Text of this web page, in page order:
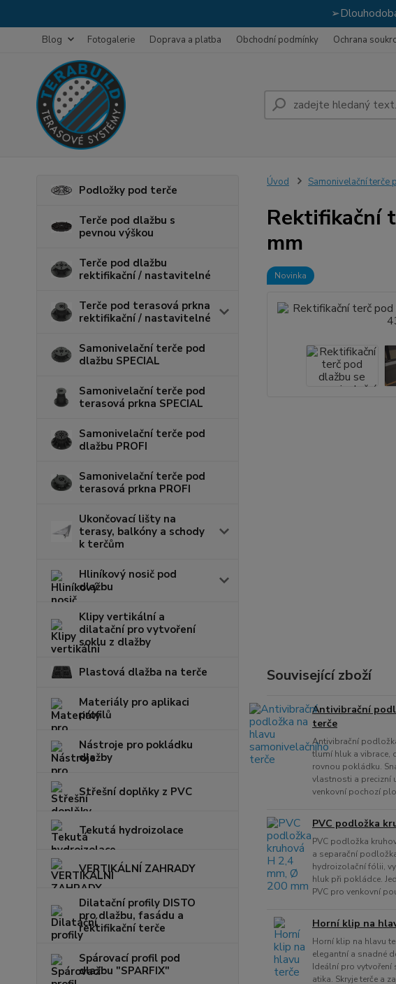
Blog Fotogalerie Doprava a platba Obchodní podmínky Ochrana
Podložky pod terče
Terče pod dlažbu s
pevnou výškou
Terče pod dlažbu
rektifikační / nastavitelné
Terče pod terasová prkna
rektifikační / nastavitelné
Samonivelační terče pod
dlažbu SPECIAL
Samonivelační terče pod
terasová prkna SPECIAL
Samonivelační terče pod
dlažbu PROFI
Samonivelační terče pod
terasová prkna PROFI
Ukončovací lišty na
terasy, balkóny a schody
k terčům
Hliníkový nosič pod
dlažbu
Klipy vertikální a
dilatační pro vytvoření
soklu z dlažby
Plastová dlažba na terče
Materiály pro aplikaci
profilů
Nástroje pro pokládku
dlažby
Střešní doplňky z PVC
Tekutá hydroizolace
VERTIKÁLNÍ ZAHRADY
Dilatační profily DISTO
pro dlažbu, fasádu a
rektifikační terče
Spárovací profil pod
dlažbu "SPARFIX"
Úvod Samonivelační terče
Rektifikační
mm
Novinka
Související zboží
Antivibrační
terče
Antivibrační
tlumí hluk a vibrace,
rovnou pokládku.
vlastnosti a precizní
venkovní pochozí
PVC podložka
PVC podložka
a separační
hydroizolační fólii,
hluk při pokládce.
PVC pro venkovní
Horní klip na
Horní klip na hlavu
elegantní a snadné
Ideální pro
atika. Skryje terče a